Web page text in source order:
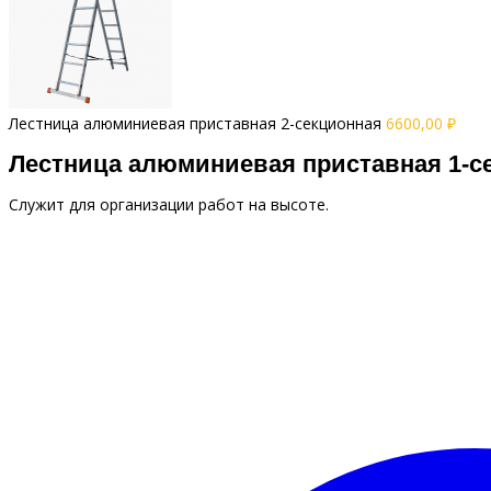
Лестница алюминиевая приставная 2-секционная 6600,00 ₽
Лестница алюминиевая приставная 1-
Служит для организации работ на высоте.